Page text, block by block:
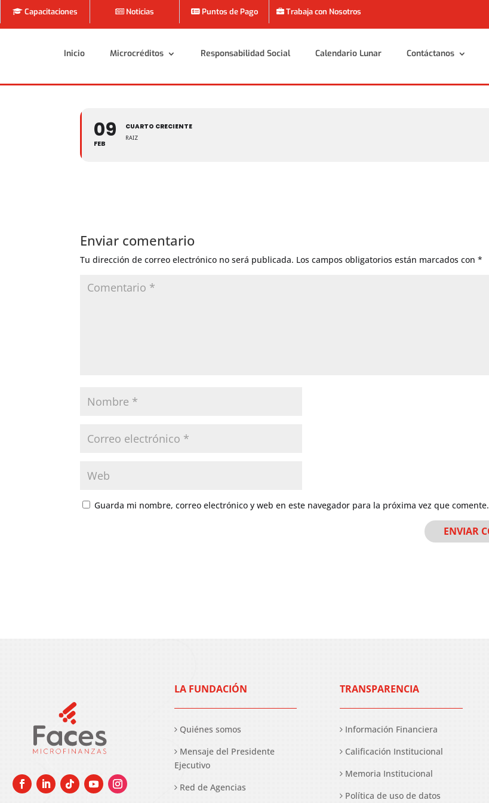
Capacitaciones Noticias Puntos de Pago Trabaja con Nosotros
Inicio Microcréditos Responsabilidad Social Calendario Lunar Contáctanos
Inicio Microcréditos Responsabilidad Social Calendario Lunar Contáctanos
09
FEB
CUARTO CRECIENTE
RAIZ
Enviar comentario
Tu dirección de correo electrónico no será publicada. Los campos obligatorios están marcados con*
Guarda mi nombre, correo electrónico y web en este navegador para la próxima vez que comente.
LA FUNDACIÓN
Quiénes somos
Mensaje del Presidente
Ejecutivo
Red de Agencias
TRANSPARENCIA
Información Financiera
Calificación Institucional
Memoria Institucional
Política de uso de datos